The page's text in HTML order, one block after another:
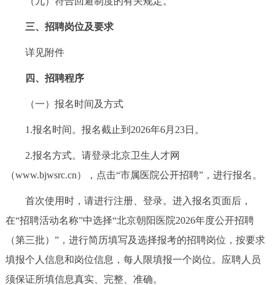
三、招聘岗位及要求
详见附件
四、招聘程序
（一）报名时间及方式
1.报名时间。报名截止到2026年6月23日。
2.报名方式。请登录北京卫生人才网
（www.bjwsrc.cn），点击“市属医院公开招聘”，进行报名。
首次使用时，请进行注册、登录。进入报名页面后，
在“招聘活动名称”中选择“北京朝阳医院2026年度公开招聘
（第三批）”，进行简历填写及选择报考的招聘岗位，按要求
填报个人信息和岗位信息，每人限填报一个岗位。应聘人员
须保证所填信息真实、完整、准确。